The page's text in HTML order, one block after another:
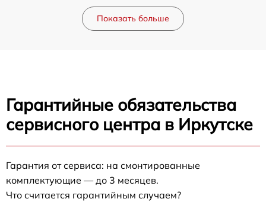
Показать больше
Гарантийные обязательства
сервисного центра в Иркутске
Гарантия от сервиса: на смонтированные
комплектующие — до 3 месяцев.
Что считается гарантийным случаем?